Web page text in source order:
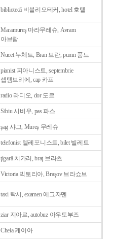
bibliotecǎ 비블리오테커, hotel 호텔
Maramureş 마라무레슈, Avram
아브람
Nucet 누체트, Bran 브란, pumn 품느
pianist 피아니스트, septembrie
셉템브리에, cap 카프
radio 라디오, dor 도르
Sibiu 시비우, pas 파스
şag 샤그, Mureş 무레슈
telefonist 텔레포니스트, bilet 빌레트
ţigarǎ 치가러, braţ 브라츠
Victoria 빅토리아, Braşov 브라쇼브
taxi 탁시, examen 에그자멘
ziar 지아르, autobuz 아우토부즈
Cheia 케이아